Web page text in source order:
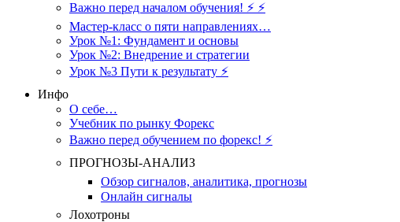
Важно перед началом обучения! ⚡ ⚡
Мастер-класс о пяти направлениях…
Урок №1: Фундамент и основы
Урок №2: Внедрение и стратегии
Урок №3 Пути к результату ⚡️
Инфо
О себе…
Учебник по рынку Форекс
Важно перед обучением по форекс! ⚡
ПРОГНОЗЫ-АНАЛИЗ
Обзор сигналов, аналитика, прогнозы
Онлайн сигналы
Лохотроны